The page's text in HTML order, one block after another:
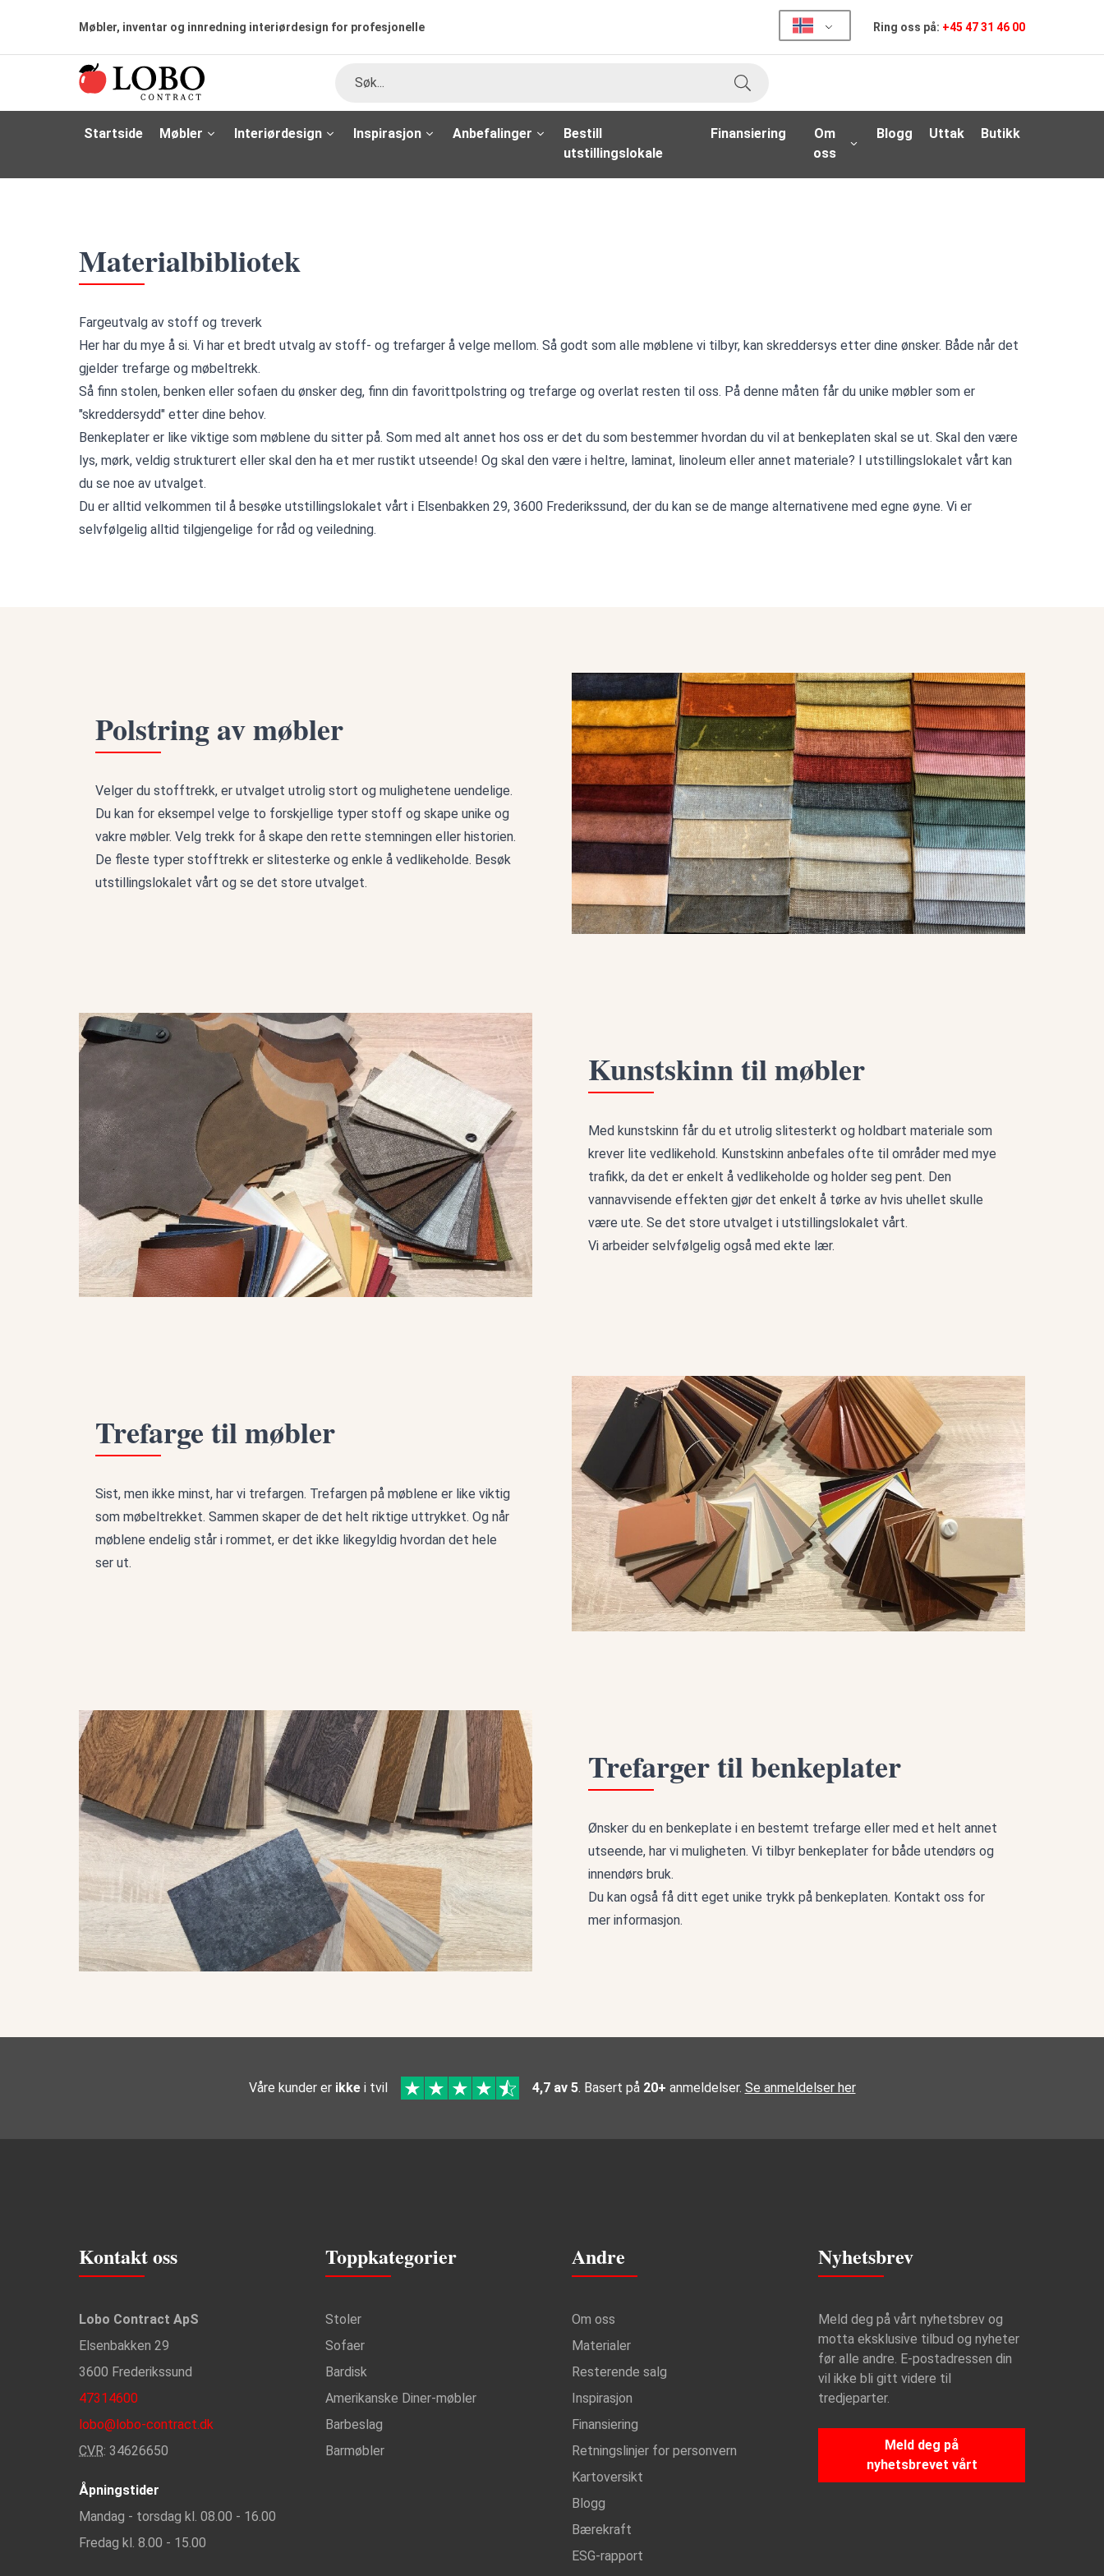
Møbler, inventar og innredning interiørdesign for profesjonelle Ring oss på: +45 47 31 46 00
Søk
Startside Møbler Interiørdesign Inspirasjon Anbefalinger
Bestill
utstillingslokale
Finansiering
Om
oss
Blogg Uttak Butikk
Materialbibliotek
Fargeutvalg av stoff og treverk
Her har du mye å si. Vi har et bredt utvalg av stoff- og trefarger å velge mellom. Så godt som alle møblene vi tilbyr, kan skreddersys etter dine ønsker. Både når det
gjelder trefarge og møbeltrekk.
Så finn stolen, benken eller sofaen du ønsker deg, finn din favorittpolstring og trefarge og overlat resten til oss. På denne måten får du unike møbler som er
"skreddersydd" etter dine behov.
Benkeplater er like viktige som møblene du sitter på. Som med alt annet hos oss er det du som bestemmer hvordan du vil at benkeplaten skal se ut. Skal den være
lys, mørk, veldig strukturert eller skal den ha et mer rustikt utseende! Og skal den være i heltre, laminat, linoleum eller annet materiale? I utstillingslokalet vårt kan
du se noe av utvalget.
Du er alltid velkommen til å besøke utstillingslokalet vårt i Elsenbakken 29, 3600 Frederikssund, der du kan se de mange alternativene med egne øyne. Vi er
selvfølgelig alltid tilgjengelige for råd og veiledning.
Polstring av møbler
Velger du stofftrekk, er utvalget utrolig stort og mulighetene uendelige.
Du kan for eksempel velge to forskjellige typer stoff og skape unike og
vakre møbler. Velg trekk for å skape den rette stemningen eller historien.
De fleste typer stofftrekk er slitesterke og enkle å vedlikeholde. Besøk
utstillingslokalet vårt og se det store utvalget.
Kunstskinn til møbler
Med kunstskinn får du et utrolig slitesterkt og holdbart materiale som
krever lite vedlikehold. Kunstskinn anbefales ofte til områder med mye
trafikk, da det er enkelt å vedlikeholde og holder seg pent. Den
vannavvisende effekten gjør det enkelt å tørke av hvis uhellet skulle
være ute. Se det store utvalget i utstillingslokalet vårt.
Vi arbeider selvfølgelig også med ekte lær.
Trefarge til møbler
Sist, men ikke minst, har vi trefargen. Trefargen på møblene er like viktig
som møbeltrekket. Sammen skaper de det helt riktige uttrykket. Og når
møblene endelig står i rommet, er det ikke likegyldig hvordan det hele
ser ut.
Trefarger til benkeplater
Ønsker du en benkeplate i en bestemt trefarge eller med et helt annet
utseende, har vi muligheten. Vi tilbyr benkeplater for både utendørs og
innendørs bruk.
Du kan også få ditt eget unike trykk på benkeplaten. Kontakt oss for
mer informasjon.
Våre kunder er ikkei tvil 4,7 av 5. Basert på 20+ anmeldelser. Se anmeldelser her
Kontakt oss
Lobo Contract ApS
Elsenbakken 29
3600 Frederikssund
47314600
lobo@lobo-contract.dk
CVR: 34626650
Åpningstider
Mandag - torsdag kl. 08.00 - 16.00
Fredag kl. 8.00 - 15.00
Toppkategorier
Stoler
Sofaer
Bardisk
Amerikanske Diner-møbler
Barbeslag
Barmøbler
Andre
Om oss
Materialer
Resterende salg
Inspirasjon
Finansiering
Retningslinjer for personvern
Kartoversikt
Blogg
Bærekraft
ESG-rapport
Nyhetsbrev
Meld deg på vårt nyhetsbrev og
motta eksklusive tilbud og nyheter
før alle andre. E-postadressen din
vil ikke bli gitt videre til
tredjeparter.
Meld deg på
nyhetsbrevet vårt